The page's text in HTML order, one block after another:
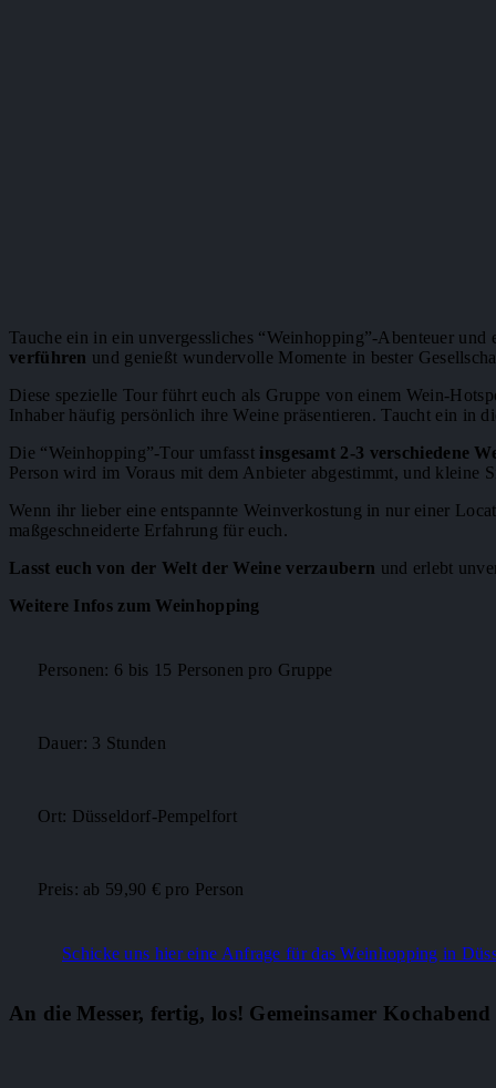
Tauche ein in ein unvergessliches “Weinhopping”-Abenteuer
verführen und genießt wundervolle Momente in bester
Diese spezielle Tour führt euch als Gruppe von einem Wein-
Inhaber häufig persönlich ihre Weine präsentieren. Taucht ein in
Die “Weinhopping”-Tour umfasst insgesamt 2-3 verschiedene
Person wird im Voraus mit dem Anbieter abgestimmt, und kleine
Wenn ihr lieber eine entspannte Weinverkostung in nur einer
maßgeschneiderte Erfahrung für euch.
Lasst euch von der Welt der Weine verzaubern und erlebt
Weitere Infos zum Weinhopping
Personen: 6 bis 15 Personen pro Gruppe
Dauer: 3 Stunden
Ort: Düsseldorf-Pempelfort
Preis: ab 59,90 € pro Person
Schicke uns hier eine Anfrage für das Weinhopping in
An die Messer, fertig, los! Gemeinsamer Kochabend